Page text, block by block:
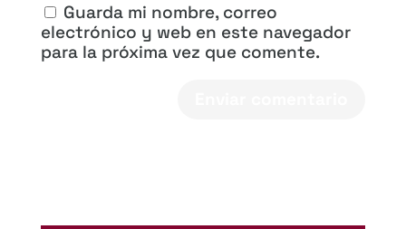
Guarda mi nombre, correo
electrónico y web en este navegador
para la próxima vez que comente.